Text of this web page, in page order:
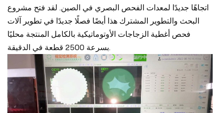
اتجاهًا جديدًا لمعدات الفحص البصري في الصين. لقد فتح مشروع
البحث والتطوير المشترك هذا أيضًا فصلًا جديدًا في تطوير آلات
فحص أغطية الزجاجات الأوتوماتيكية بالكامل المنتجة محليًا
بسرعة 2500 قطعة في الدقيقة.